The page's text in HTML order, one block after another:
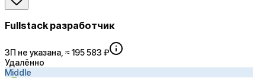
Fullstack разработчик
ЗП не указана, ≈ 195 583 ₽
Удалённо
Middle